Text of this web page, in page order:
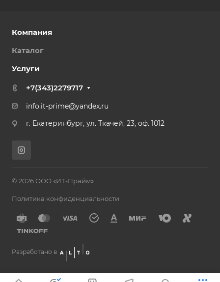
Компания
Каталог
Услуги
+7(343)2279717
info.it-prime@yandex.ru
г. Екатеринбург, ул. Ткачей, 23, оф. 1012
© 2026 ООО «ИТ-Прайм»
Политика конфиденциальности
Разработано в